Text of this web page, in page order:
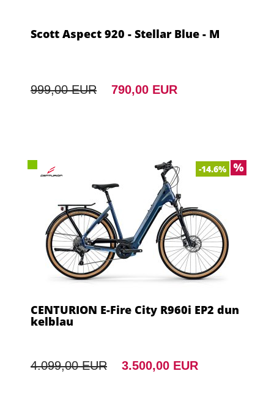
Scott Aspect 920 - Stellar Blue - M
999,00 EUR 790,00 EUR
-14.6%
CENTURION E-Fire City R960i EP2 dun
kelblau
4.099,00 EUR 3.500,00 EUR